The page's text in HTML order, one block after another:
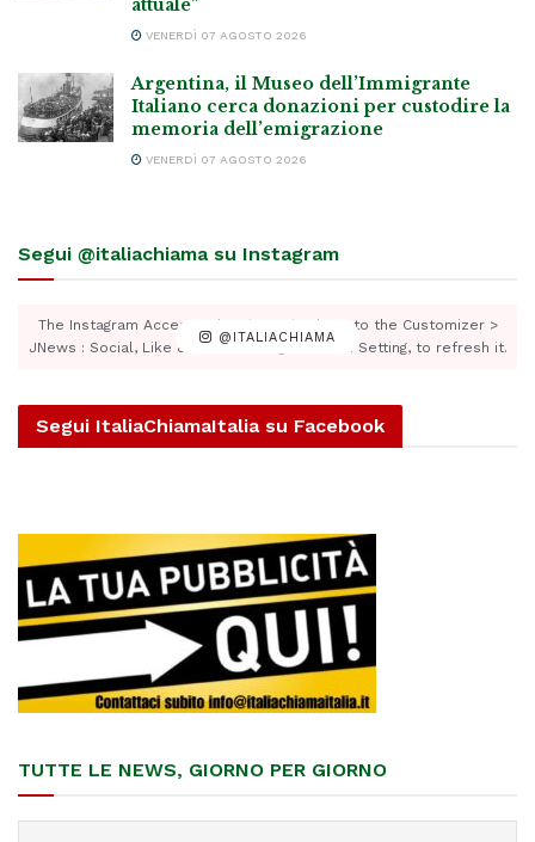
attuale”
VENERDÌ 07 AGOSTO 2026
Argentina, il Museo dell’Immigrante
Italiano cerca donazioni per custodire la
memoria dell’emigrazione
VENERDÌ 07 AGOSTO 2026
Segui @italiachiama su Instagram
@ITALIACHIAMA
The Instagram Access Token is expired, Go to the Customizer >
JNews : Social, Like & View > Instagram Feed Setting, to refresh it.
Segui ItaliaChiamaItalia su Facebook
TUTTE LE NEWS, GIORNO PER GIORNO